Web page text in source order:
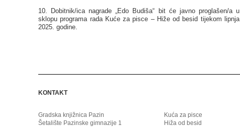
10. Dobitnik/ica nagrade „Edo Budiša“ bit će javno proglašen/a u
sklopu programa rada Kuće za pisce – Hiže od besid tijekom lipnja
2025. godine.
KONTAKT
Gradska knjižnica Pazin
Šetalište Pazinske gimnazije 1
Kuća za pisce
Hiža od besid